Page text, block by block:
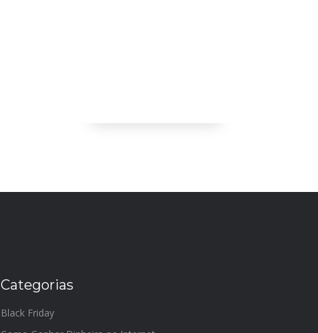
Categorias
Black Friday